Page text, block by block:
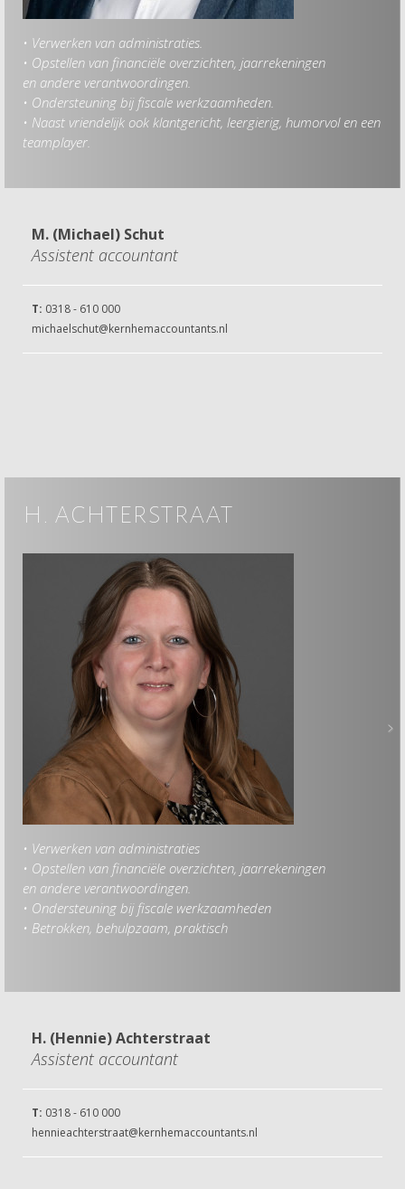
• Verwerken van administraties.
• Opstellen van financiële overzichten, jaarrekeningen
en andere verantwoordingen.
• Ondersteuning bij fiscale werkzaamheden.
• Naast vriendelijk ook klantgericht, leergierig, humorvol en een
teamplayer.
M. (Michael) Schut
Assistent accountant
T: 0318 - 610 000
michaelschut@kernhemaccountants.nl
h. achterstraat
• Verwerken van administraties
• Opstellen van financiële overzichten, jaarrekeningen
en andere verantwoordingen.
• Ondersteuning bij fiscale werkzaamheden
• Betrokken, behulpzaam, praktisch
>
H. (Hennie) Achterstraat
Assistent accountant
T: 0318 - 610 000
hennieachterstraat@kernhemaccountants.nl